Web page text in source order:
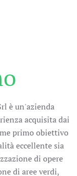
è un'azienda
acquisita dai
primo obiettivo
eccellente sia
di opere
di aree verdi,